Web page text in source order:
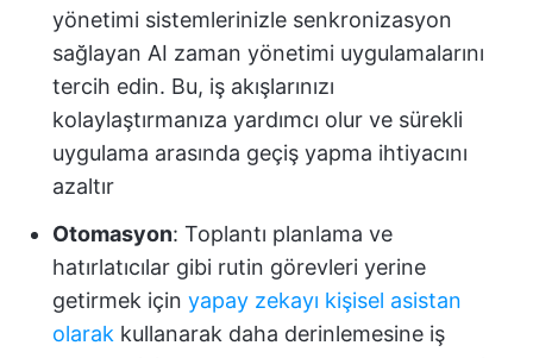
yönetimi sistemlerinizle senkronizasyon
sağlayan AI zaman yönetimi uygulamalarını
tercih edin. Bu, iş akışlarınızı
kolaylaştırmanıza yardımcı olur ve sürekli
uygulama arasında geçiş yapma ihtiyacını
azaltır
Otomasyon: Toplantı planlama ve
hatırlatıcılar gibi rutin görevleri yerine
getirmek için yapay zekayı kişisel asistan
olarak kullanarak daha derinlemesine iş